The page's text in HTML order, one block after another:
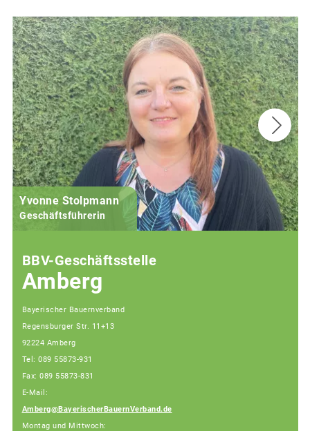
Yvonne Stolpmann
Geschäftsführerin
BBV-Geschäftsstelle
Amberg
Bayerischer Bauernverband
Regensburger Str. 11+13
92224 Amberg
Tel: 089 55873-931
Fax: 089 55873-831
E-Mail:
Amberg@BayerischerBauernVerband.de
Montag und Mittwoch: